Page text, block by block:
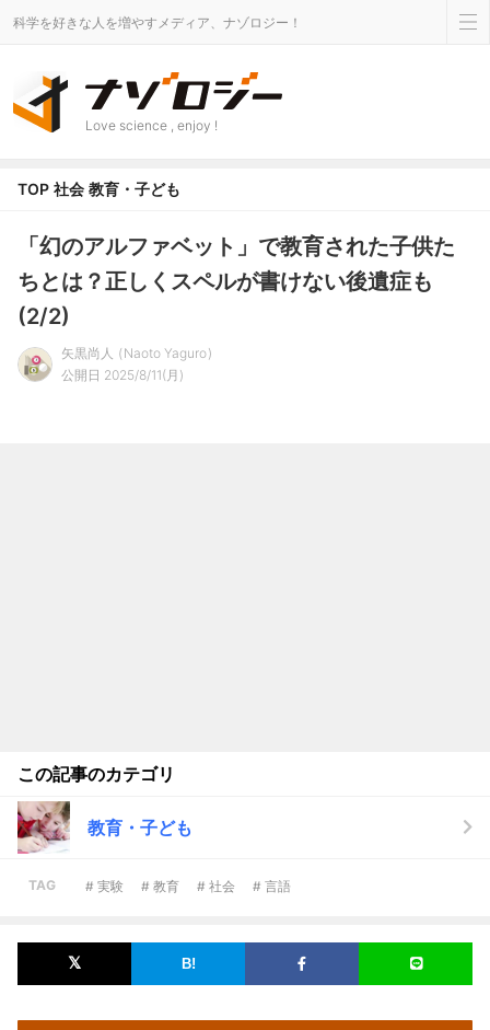
科学を好きな人を増やすメディア、ナゾロジー！
Love science , enjoy !
TOP 社会 教育・子ども
「幻のアルファベット」で教育された子供た
ちとは？正しくスペルが書けない後遺症も
(2/2)
矢黒尚人
Naoto Yaguro
公開日 2025/8/11(月)
この記事のカテゴリ
教育・子ども
TAG # 実験 # 教育 # 社会 # 言語